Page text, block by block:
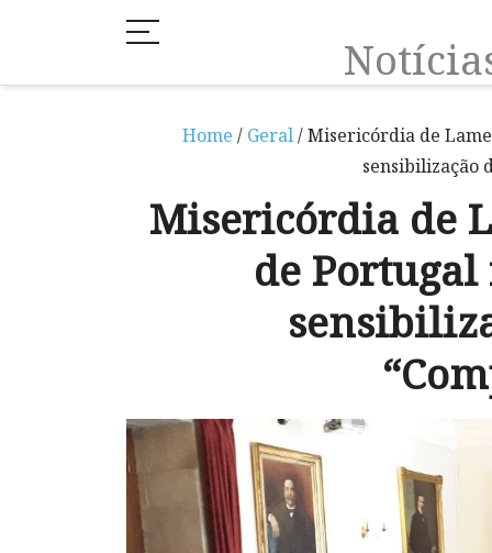
Home / Geral/ Misericórdia de
sensibilização
Misericórdia de
de